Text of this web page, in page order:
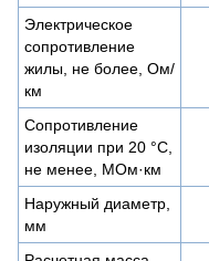
Электрическое
сопротивление
жилы, не более, Ом/
км
Сопротивление
изоляции при 20 °С,
не менее, МОм·км
Наружный диаметр,
мм